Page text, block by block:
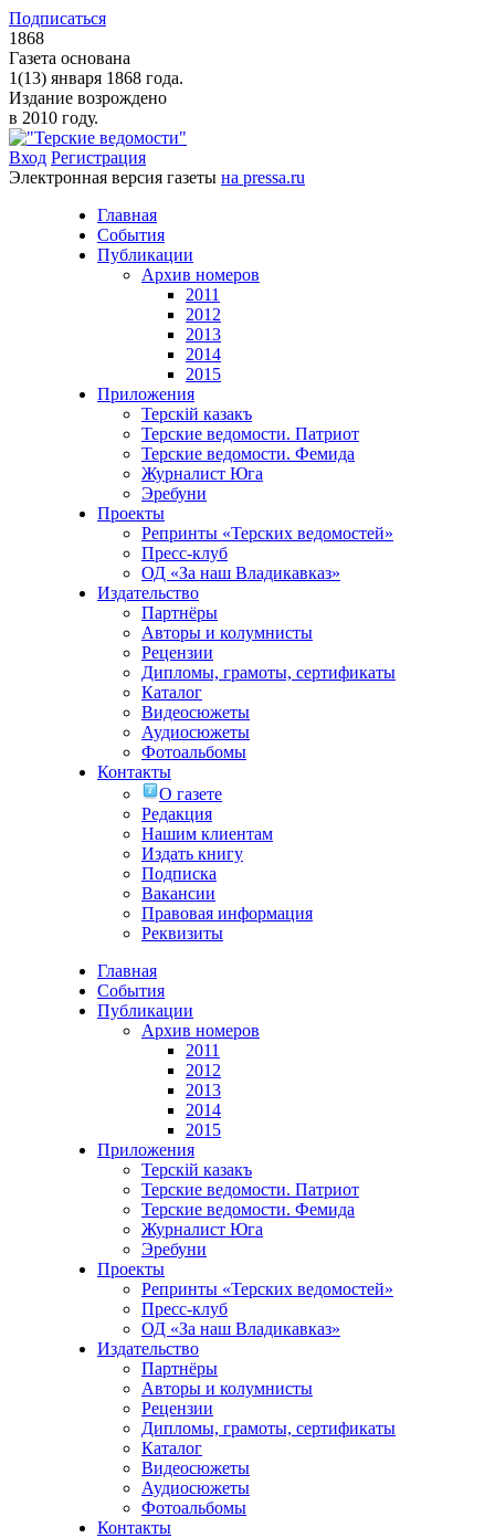
Подписаться
1868
Газета основана
1(13) января 1868 года.
Издание возрождено
в 2010 году.
Вход Регистрация
Электронная версия газеты на pressa.ru
Главная
События
Публикации
Архив номеров
2011
2012
2013
2014
2015
Приложения
Терскiй казакъ
Терские ведомости. Патриот
Терские ведомости. Фемида
Журналист Юга
Эребуни
Проекты
Репринты «Терских ведомостей»
Пресс-клуб
ОД «За наш Владикавказ»
Издательство
Партнёры
Авторы и колумнисты
Рецензии
Дипломы, грамоты, сертификаты
Каталог
Видеосюжеты
Аудиосюжеты
Фотоальбомы
Контакты
О газете
Редакция
Нашим клиентам
Издать книгу
Подписка
Вакансии
Правовая информация
Реквизиты
Главная
События
Публикации
Архив номеров
2011
2012
2013
2014
2015
Приложения
Терскiй казакъ
Терские ведомости. Патриот
Терские ведомости. Фемида
Журналист Юга
Эребуни
Проекты
Репринты «Терских ведомостей»
Пресс-клуб
ОД «За наш Владикавказ»
Издательство
Партнёры
Авторы и колумнисты
Рецензии
Дипломы, грамоты, сертификаты
Каталог
Видеосюжеты
Аудиосюжеты
Фотоальбомы
Контакты